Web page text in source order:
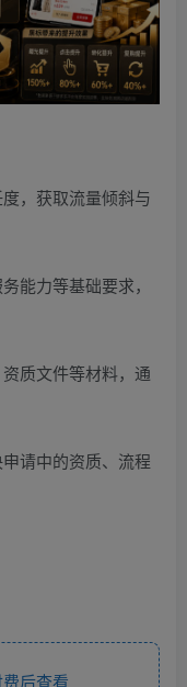
，获取流量倾斜与
能力等基础要求，
质文件等材料，通
请中的资质、流程
后查看